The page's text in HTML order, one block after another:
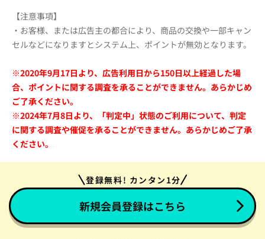
【注意事項】
・お客様、または広告主の都合により、商品の交換や一部キャン
セルなどになりますとシステム上、ポイントが無効となります。
※2020年9月17日より、広告利用日から150日以上経過した場
合、ポイントに関する調査を承ることができません。あらかじめ
ご了承ください。
※2024年7月8日より、「判定中」状態のご利用について、判定
に関する調査や催促を承ることができません。あらかじめご了承
ください。
登録無料! カンタン1分
新規会員登録はこちら